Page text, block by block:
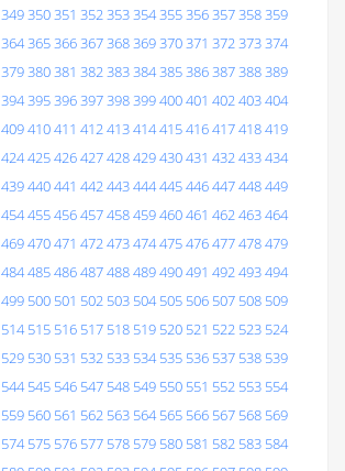
349350351 352353354355356357358359
364365366367368369370371 372373374
379380381 382383384385386387388389
394395396397398399400401 402403404
409410411 412413414415416417418419
424425426427428429430431 432433434
439440441 442443444445446447448449
454455456457458459460461 462463464
469470471 472473474475476477478479
484485486487488489490491 492493494
499 500 501 502 503 504 505 506 507 508 509
514 515 516 517 518 519 520 521 522 523 524
529 530 531 532 533 534 535 536 537 538 539
544 545 546 547 548 549 550 551 552 553 554
559 560 561 562 563 564 565 566 567 568 569
574 575 576 577 578 579 580 581 582 583 584